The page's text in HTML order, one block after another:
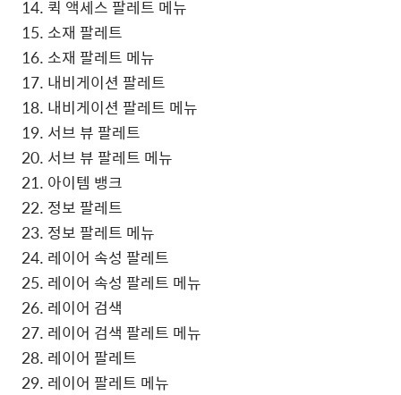
14. 퀵 액세스 팔레트 메뉴
15. 소재 팔레트
16. 소재 팔레트 메뉴
17. 내비게이션 팔레트
18. 내비게이션 팔레트 메뉴
19. 서브 뷰 팔레트
20. 서브 뷰 팔레트 메뉴
21. 아이템 뱅크
22. 정보 팔레트
23. 정보 팔레트 메뉴
24. 레이어 속성 팔레트
25. 레이어 속성 팔레트 메뉴
26. 레이어 검색
27. 레이어 검색 팔레트 메뉴
28. 레이어 팔레트
29. 레이어 팔레트 메뉴